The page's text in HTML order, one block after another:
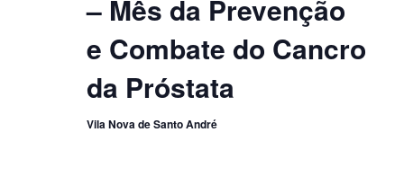
– Mês da Prevenção
e Combate do Cancro
da Próstata
Vila Nova de Santo André